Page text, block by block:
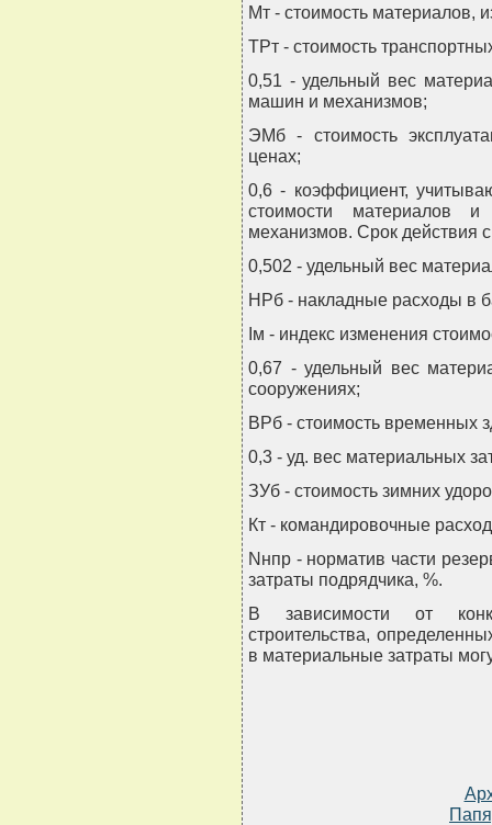
Мт - стоимость материалов,
ТРт - стоимость
0,51 - удельный вес
машин и механизмов;
ЭМб - стоимость
ценах;
0,6 - коэффициент,
стоимости материалов
механизмов. Срок действия
0,502 - удельный вес
НРб - накладные расходы в
Iм - индекс изменения
0,67 - удельный вес
сооружениях;
ВРб - стоимость временных
0,3 - уд. вес материальных
ЗУб - стоимость зимних
Кт - командировочные
Nнпр - норматив части
затраты подрядчика, %.
В зависимости от
строительства,
в материальные затраты